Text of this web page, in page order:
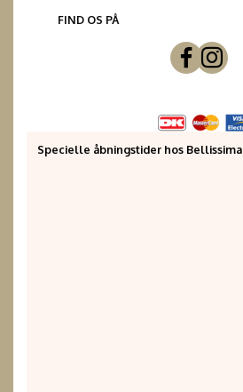
FIND OS PÅ
Specielle åbningstider hos Bellissima